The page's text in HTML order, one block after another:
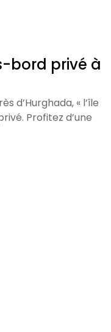
bord privé à
d’Hurghada, « l’île
Profitez d’une